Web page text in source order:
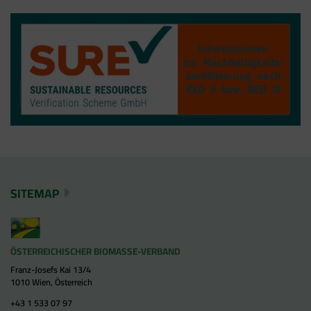
SITEMAP
ÖSTERREICHISCHER BIOMASSE-VERBAND
Franz-Josefs Kai 13/4
1010 Wien, Österreich
+43 1 533 07 97